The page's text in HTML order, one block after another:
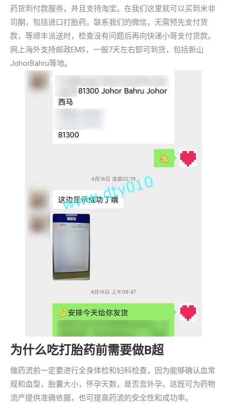
药货到付款服务，并且支持淘宝。在我们这里就可以买到米非
司酮，包括进口打胎药。联系我们的微信，无需预先支付货
款，等顺丰派送时，检查没有问题后再向快递小哥支付货款。
网上海外支持邮政EMS，一般7天左右即可到货，包括新山
JohorBahru等地。
为什么吃打胎药前需要做B超
做药流前一定要进行全身体检和妇科检查，因为能够确认血常
规和血型，胎囊大小，怀孕天数，是否宫外孕。这既可为药物
流产提供准确依据，也可提高药流的安全性和成功率。